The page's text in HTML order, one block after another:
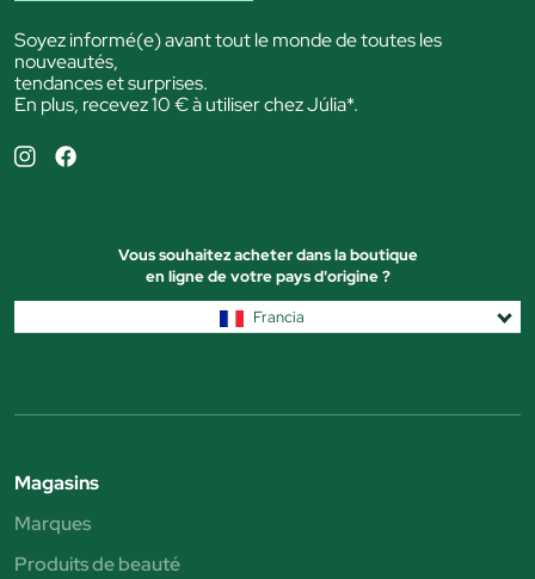
Soyez informé(e) avant tout le monde de toutes les
nouveautés,
tendances et surprises.
En plus, recevez 10 € à utiliser chez Júlia*.
Vous souhaitez acheter dans la boutique
en ligne de votre pays d'origine ?
Francia
Magasins
Marques
Produits de beauté